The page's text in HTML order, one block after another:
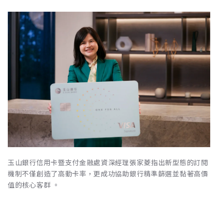
玉山銀行信用卡暨支付金融處資深經理張家菱指出新型態的訂閱
機制不僅創造了高動卡率，更成功協助銀行精準篩選並黏著高價
值的核心客群 。